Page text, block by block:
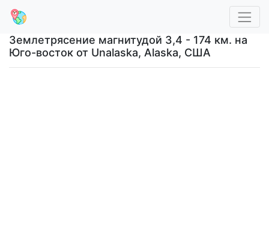
Землетрясение магнитудой 3,4 - 174 км. на
Юго-восток от Unalaska, Alaska, США